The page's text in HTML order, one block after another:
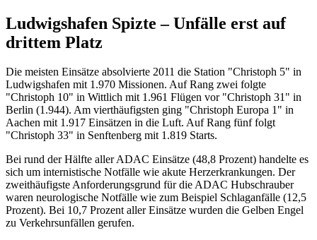
Ludwigshafen Spizte – Unfälle erst auf
drittem Platz
Die meisten Einsätze absolvierte 2011 die Station "Christoph 5" in
Ludwigshafen mit 1.970 Missionen. Auf Rang zwei folgte
"Christoph 10" in Wittlich mit 1.961 Flügen vor "Christoph 31" in
Berlin (1.944). Am vierthäufigsten ging "Christoph Europa 1" in
Aachen mit 1.917 Einsätzen in die Luft. Auf Rang fünf folgt
"Christoph 33" in Senftenberg mit 1.819 Starts.
Bei rund der Hälfte aller ADAC Einsätze (48,8 Prozent) handelte es
sich um internistische Notfälle wie akute Herzerkrankungen. Der
zweithäufigste Anforderungsgrund für die ADAC Hubschrauber
waren neurologische Notfälle wie zum Beispiel Schlaganfälle (12,5
Prozent). Bei 10,7 Prozent aller Einsätze wurden die Gelben Engel
zu Verkehrsunfällen gerufen.